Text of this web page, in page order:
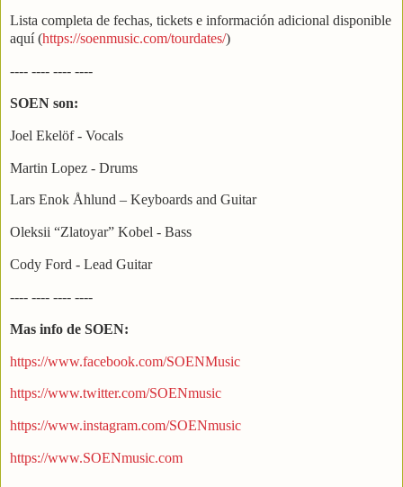
Lista completa de fechas, tickets e información adicional disponible
aquí (https://soenmusic.com/tourdates/)
---- ---- ---- ----
SOEN son:
Joel Ekelöf - Vocals
Martin Lopez - Drums
Lars Enok Åhlund – Keyboards and Guitar
Oleksii “Zlatoyar” Kobel - Bass
Cody Ford - Lead Guitar
---- ---- ---- ----
Mas info de SOEN:
https://www.facebook.com/SOENMusic
https://www.twitter.com/SOENmusic
https://www.instagram.com/SOENmusic
https://www.SOENmusic.com